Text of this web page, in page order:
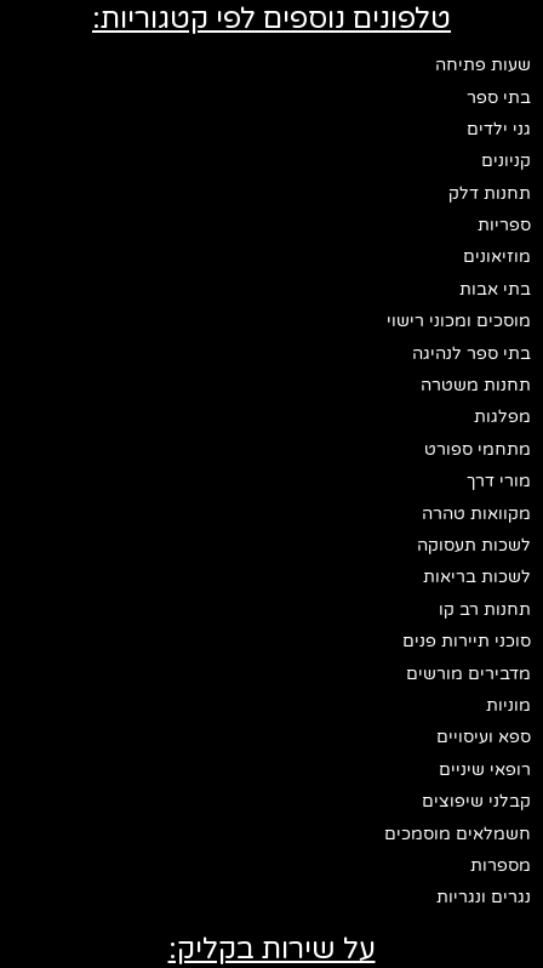
טלפונים נוספים לפי קטגוריות:
שעות פתיחה
בתי ספר
גני ילדים
קניונים
תחנות דלק
ספריות
מוזיאונים
בתי אבות
מוסכים ומכוני רישוי
בתי ספר לנהיגה
תחנות משטרה
מפלגות
מתחמי ספורט
מורי דרך
מקוואות טהרה
לשכות תעסוקה
לשכות בריאות
תחנות רב קו
סוכני תיירות פנים
מדבירים מורשים
מוניות
ספא ועיסויים
רופאי שיניים
קבלני שיפוצים
חשמלאים מוסמכים
מספרות
נגרים ונגריות
על שירות בקליק: